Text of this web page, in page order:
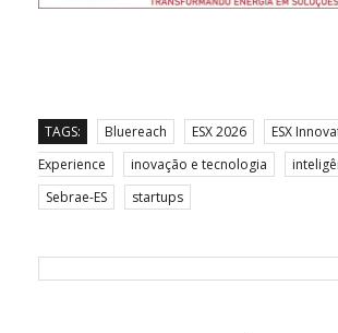
TAGS: Bluereach ESX 2026
ESX
Experience
inovação e tecnologia
Sebrae-ES
startups